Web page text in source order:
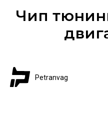
Чип
Petranvag